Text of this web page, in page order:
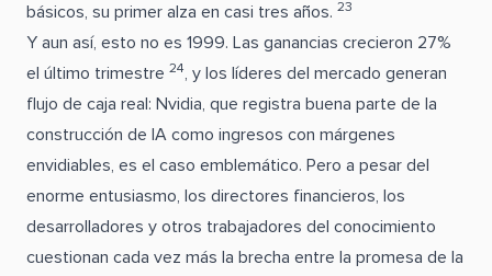
básicos, su primer alza en casi tres años. 23
Y aun así, esto no es 1999. Las ganancias crecieron 27%
el último trimestre 24
, y los líderes del mercado generan
flujo de caja real: Nvidia, que registra buena parte de la
construcción de IA como ingresos con márgenes
envidiables, es el caso emblemático. Pero a pesar del
enorme entusiasmo, los directores financieros, los
desarrolladores y otros trabajadores del conocimiento
cuestionan cada vez más la brecha entre la promesa de la